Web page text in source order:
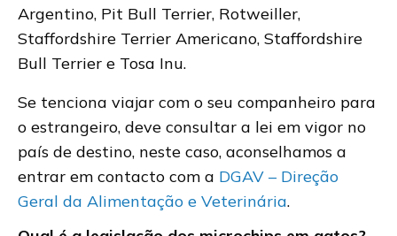
Argentino, Pit Bull Terrier, Rotweiller,
Staffordshire Terrier Americano, Staffordshire
Bull Terrier e Tosa Inu.
Se tenciona viajar com o seu companheiro para
o estrangeiro, deve consultar a lei em vigor no
país de destino, neste caso, aconselhamos a
entrar em contacto com a DGAV – Direção
Geral da Alimentação e Veterinária.